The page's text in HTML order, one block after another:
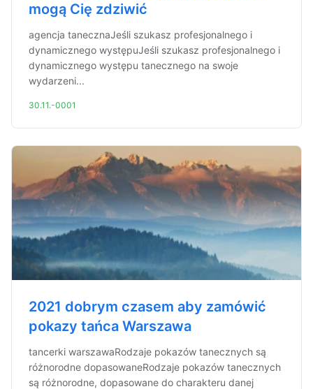
mogą Cię zdziwić
agencja tanecznaJeśli szukasz profesjonalnego i
dynamicznego występuJeśli szukasz profesjonalnego i
dynamicznego występu tanecznego na swoje
wydarzeni...
30.11.-0001
2021 dobrym czasem aby zamówić
pokazy tańca Warszawa
tancerki warszawaRodzaje pokazów tanecznych są
różnorodne dopasowaneRodzaje pokazów tanecznych
są różnorodne, dopasowane do charakteru danej